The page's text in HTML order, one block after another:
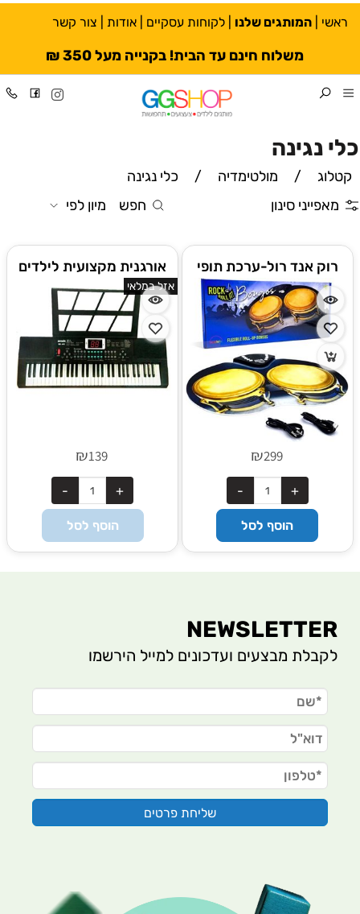
ראשי המותגים שלנו לקוחות עסקיים אודות צור קשר
משלוח חינם עד הבית! בקנייה מעל 350 ₪
כלי נגינה
קטלוג / מולטימדיה /
כלי נגינה
מאפייני סינון
חפש מיון לפי
רוק אנד רול-ערכת תופי
בונגו אלקטרונית לילדים
₪299
הוסף לסל
אורגנית מקצועית לילדים
אזל במלאי
₪139
הוסף לסל
NEWSLETTER
לקבלת מבצעים ועדכונים למייל הירשמו